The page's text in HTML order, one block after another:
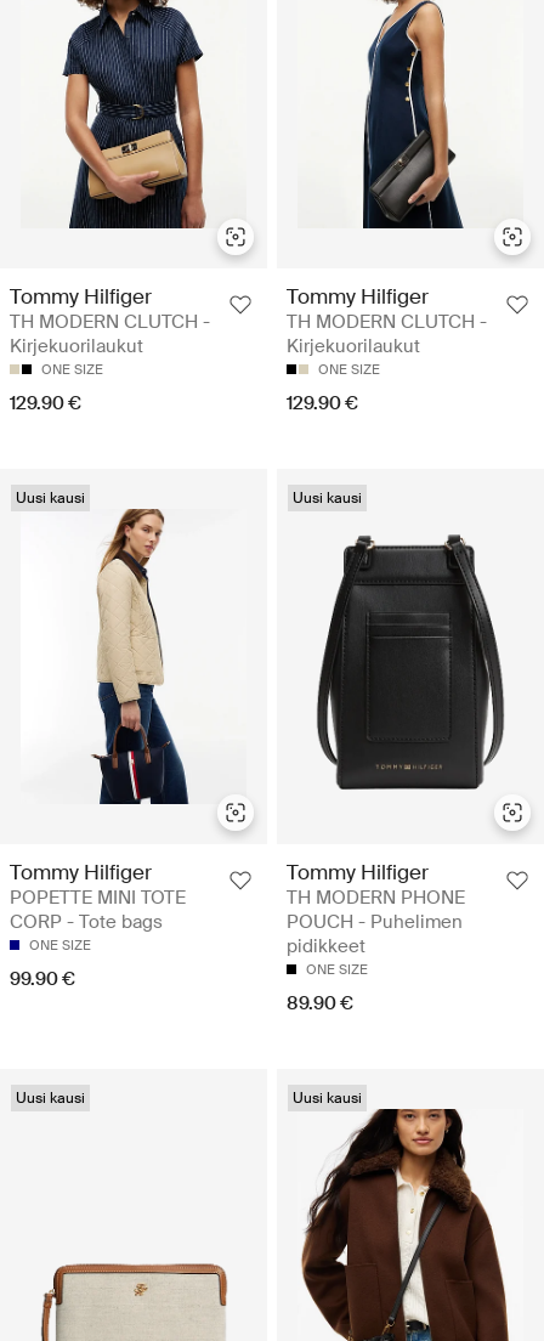
Tommy Hilfiger
TH MODERN CLUTCH -
Kirjekuorilaukut
ONE SIZE
129.90 €
Tommy Hilfiger
TH MODERN CLUTCH -
Kirjekuorilaukut
ONE SIZE
129.90 €
Uusi kausi
Tommy Hilfiger
POPETTE MINI TOTE
CORP - Tote bags
ONE SIZE
99.90 €
Uusi kausi
Tommy Hilfiger
TH MODERN PHONE
POUCH - Puhelimen
pidikkeet
ONE SIZE
89.90 €
Uusi kausi Uusi kausi